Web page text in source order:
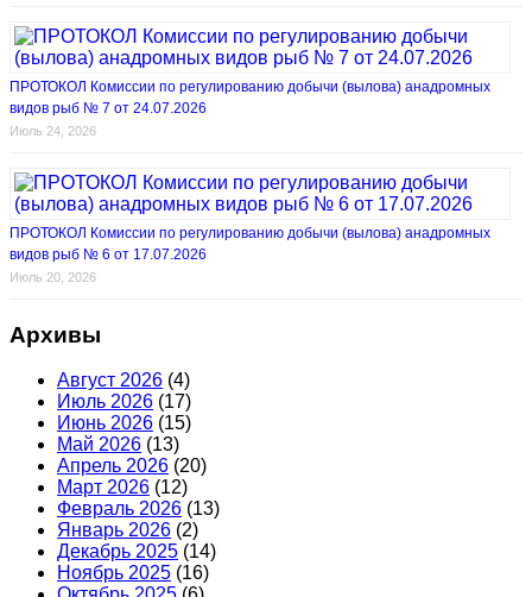
ПРОТОКОЛ Комиссии по регулированию добычи (вылова) анадромных
видов рыб № 7 от 24.07.2026
Июль 24, 2026
ПРОТОКОЛ Комиссии по регулированию добычи (вылова) анадромных
видов рыб № 6 от 17.07.2026
Июль 20, 2026
Архивы
Август 2026 (4)
Июль 2026 (17)
Июнь 2026 (15)
Май 2026 (13)
Апрель 2026 (20)
Март 2026 (12)
Февраль 2026 (13)
Январь 2026 (2)
Декабрь 2025 (14)
Ноябрь 2025 (16)